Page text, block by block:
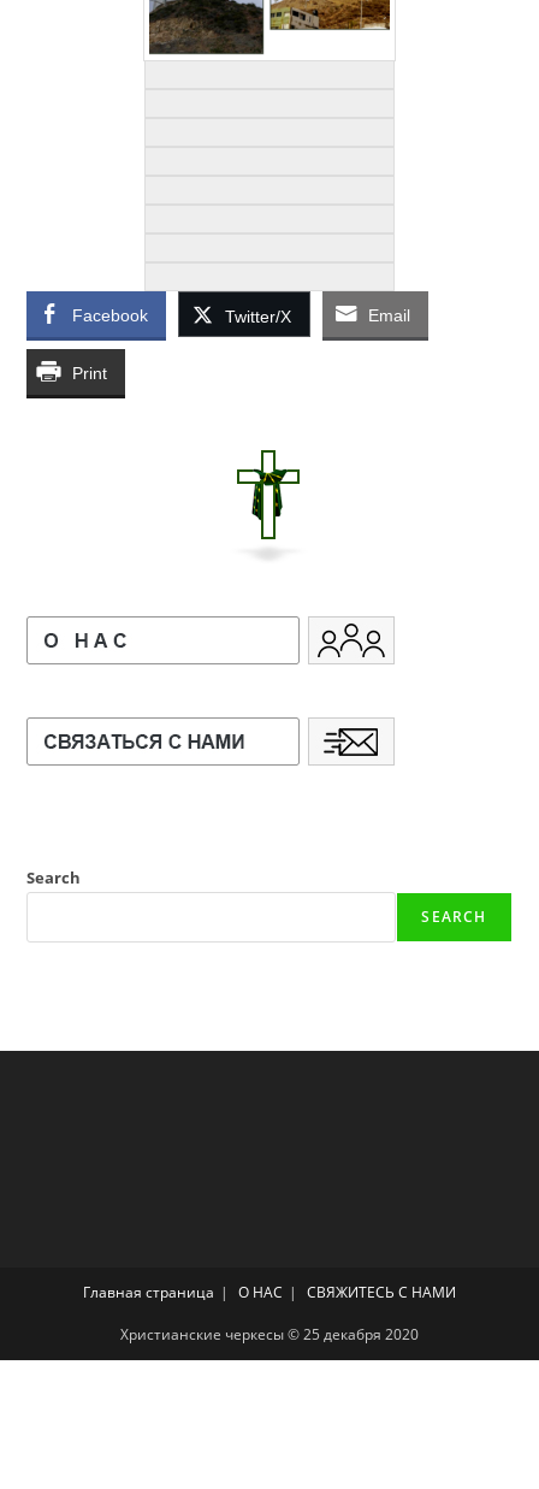
Facebook Twitter/X Email
Print
Search
SEARCH
Главная страница О НАС СВЯЖИТЕСЬ С НАМИ
Христианские черкесы © 25 декабря 2020